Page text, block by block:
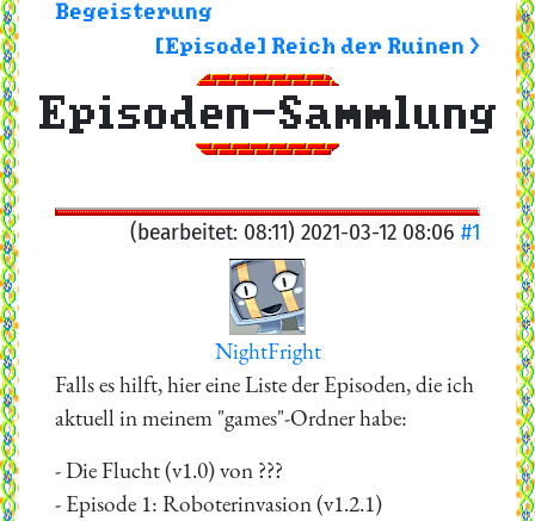
Begeisterung
[Episode] Reich der Ruinen >
Episoden-Sammlung
(bearbeitet: 08:11) 2021-03-12 08:06 #1
NightFright
Falls es hilft, hier eine Liste der Episoden, die ich
aktuell in meinem "games"-Ordner habe:
- Die Flucht (v1.0) von ???
- Episode 1: Roboterinvasion (v1.2.1)